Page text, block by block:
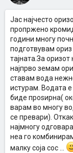
Јас најчесто
пропржено
години многу
подготвувам ориз
тајната.За
најпрво земам
ставам вода
истурам. Водата
биде проѕирна(
варам во многу
се превари).
најмногу
неа го
малку соја сос ...